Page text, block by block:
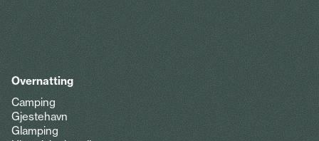
Overnatting
Camping
Gjestehavn
Glamping